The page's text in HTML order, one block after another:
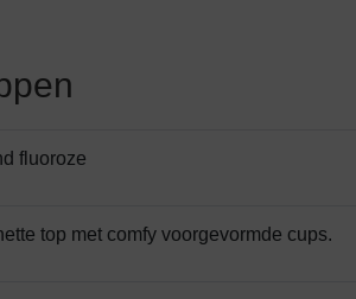
fluoroze
top met comfy voorgevormde cups.